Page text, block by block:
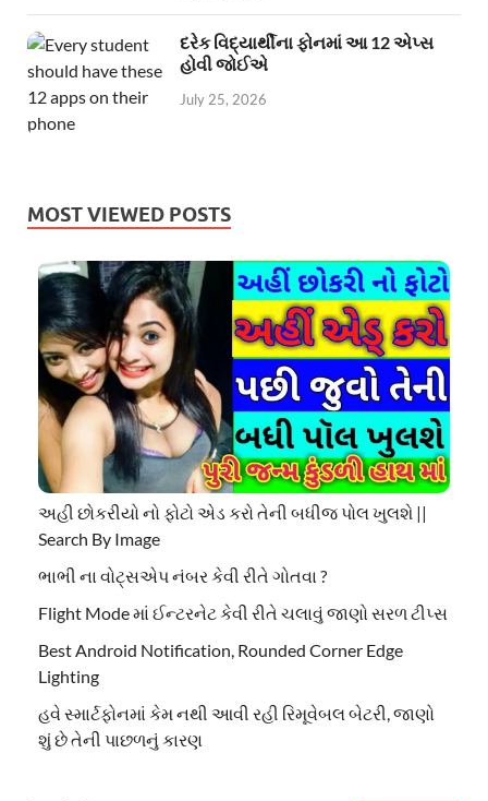
દરેક વિદ્યાર્થીના ફોનમાં આ 12 એપ્સ
હોવી જોઈએ
July 25, 2026
MOST VIEWED POSTS
અહી છોકરીયો નો ફોટો એડ કરો તેની બધીજ પોલ ખુલશે ||
Search By Image
ભાભી ના વોટ્સએપ નંબર કેવી રીતે ગોતવા ?
Flight Mode માં ઈન્ટરનેટ કેવી રીતે ચલાવું જાણો સરળ ટીપ્સ
Best Android Notification, Rounded Corner Edge
Lighting
હવે સ્માર્ટફોનમાં કેમ નથી આવી રહી રિમૂવેબલ બેટરી, જાણો
શું છે તેની પાછળનું કારણ